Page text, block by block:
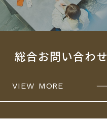
総合お問い合わせ
VIEW MORE